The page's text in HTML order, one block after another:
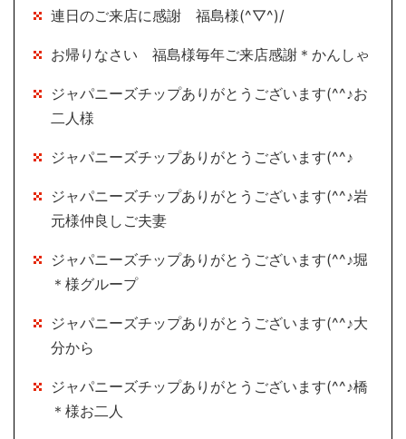
連日のご来店に感謝 福島様(^▽^)/
お帰りなさい 福島様毎年ご来店感謝＊かんしゃ
ジャパニーズチップありがとうございます(^^♪お
二人様
ジャパニーズチップありがとうございます(^^♪
ジャパニーズチップありがとうございます(^^♪岩
元様仲良しご夫妻
ジャパニーズチップありがとうございます(^^♪堀
＊様グループ
ジャパニーズチップありがとうございます(^^♪大
分から
ジャパニーズチップありがとうございます(^^♪橋
＊様お二人